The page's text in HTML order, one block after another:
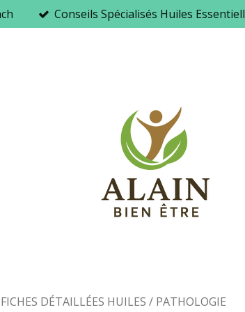
Conseils Spécialisés Huiles
FICHES DÉTAILLÉES HUILES / PATHOLOGIE